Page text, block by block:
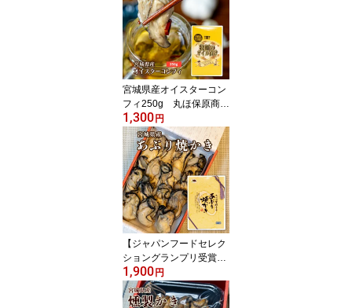
多数 人気商品 送料無
料
宮城県産オイスターコン
フィ250g 丸ほ保原商
店 石巻 かき オイル
漬け おつまみ 徳用サ
イズ ギフト リピータ
ー多数
1,300 円
【ジャパンフードセレク
ショングランプリ受賞】
宮城県産 あぶり焼か
き 丸ほ保原商店 ISO
認証工場 石巻 かき
1,900 円